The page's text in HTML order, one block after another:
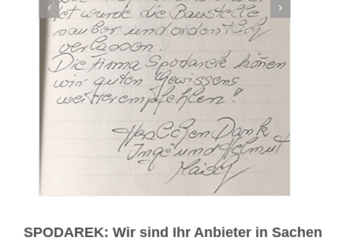
SPODAREK: Wir sind Ihr Anbieter in Sachen